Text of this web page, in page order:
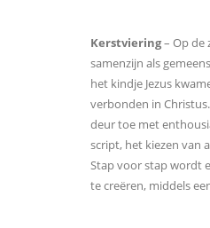
Kerstviering– Op de
samenzijn als
het kindje Jezus
verbonden in
deur toe met
script, het kiezen van
Stap voor stap wordt
te creëren, middels